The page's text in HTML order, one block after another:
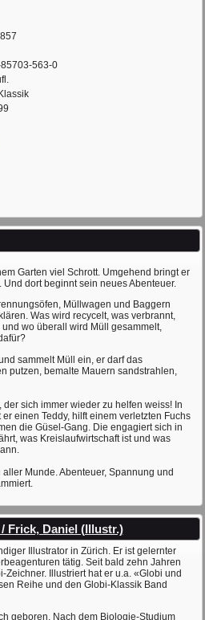
563-0
Garten viel Schrott. Umgehend bringt er
dort beginnt sein neues Abenteuer.
Müllwagen und Baggern
Was wird recycelt, was verbrannt,
wo überall wird Müll gesammelt,
sammelt Müll ein, er darf das
putzen, bemalte Mauern sandstrahlen,
sich immer wieder zu helfen weiss! In
einen Teddy, hilft einem verletzten Fuchs
die Güsel-Gang. Die engagiert sich in
was Kreislaufwirtschaft ist und was
Munde. Abenteuer, Spannung und
Frick, Daniel (Illustr.)
Illustrator in Zürich. Er ist gelernter
tätig. Seit bald zehn Jahren
Illustriert hat er u.a. «Globi und
Reihe und den Globi-Klassik Band
geboren. Nach dem Biologie-Studium